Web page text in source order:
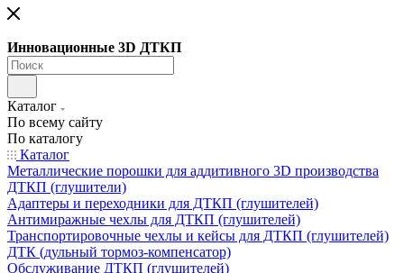
Инновационные 3D ДТКП
Каталог
По всему сайту
По каталогу
Каталог
Металлические порошки для аддитивного 3D производства
ДТКП (глушители)
Адаптеры и переходники для ДТКП (глушителей)
Антимиражные чехлы для ДТКП (глушителей)
Транспортировочные чехлы и кейсы для ДТКП (глушителей)
ДТК (дульный тормоз-компенсатор)
Обслуживание ДТКП (глушителей)